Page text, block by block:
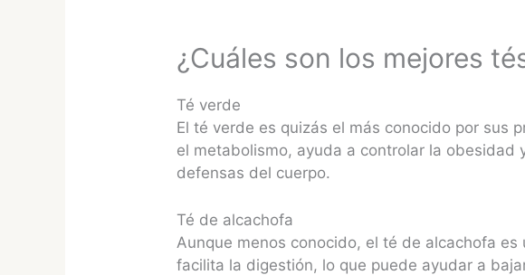
¿Cuáles son los mejores
Té verde
El té verde es quizás el más conocido por sus
el metabolismo, ayuda a controlar la
defensas del cuerpo.
Té de alcachofa
Aunque menos conocido, el té de alcachofa
facilita la digestión, lo que puede ayudar a